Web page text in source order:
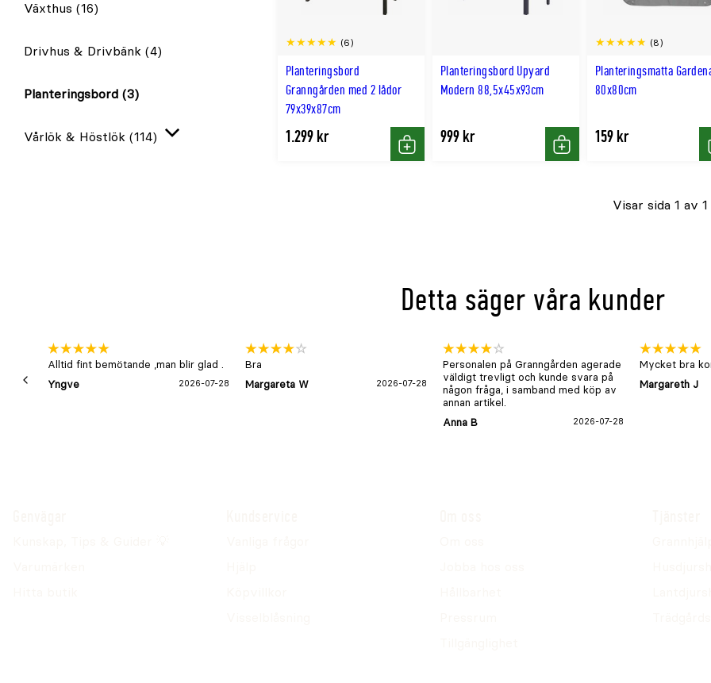
Växthus (16)
Drivhus & Drivbänk (4)
Planteringsbord (3)
Vårlök & Höstlök (114)
Planteringsbord
Granngården med 2 lådor
79x39x87cm
(6)
1.299 kr
Köp
Planteringsbord Upyard
Modern 88,5x45x93cm
999 kr
Köp
Planteringsmatta
80x80cm
(8)
159 kr
Visar sida 1 av 1
Detta säger våra kunder
Alltid fint bemötande ,man blir glad .
Yngve
2026-07-28
Bra
Margareta W
2026-07-28
Personalen på Granngården agerade
väldigt trevligt och kunde svara på
någon fråga, i samband med köp av
annan artikel.
Anna B
2026-07-28
Mycket bra
Margareth J